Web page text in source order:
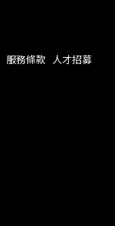
服務條款 人才招募